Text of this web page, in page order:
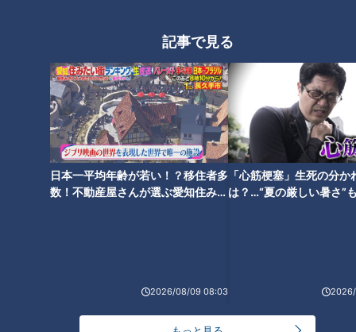
記事で見る
日本一平均年齢が若い！？移住者多
数！不動産屋さんが選ぶ愛知住みた
2026/08/09 08:03
「心筋梗塞」生死の分か
は？…“夏の厳しい暑さ”
山の上にたたずむ謎のトンネル
は一体…！？広島県にある地図
にも載らない道の正体とは